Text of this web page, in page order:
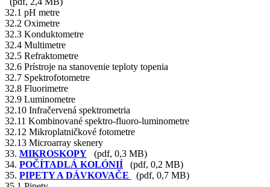
32.1 pH metre
32.2 Oximetre
32.3 Konduktometre
32.4 Multimetre
32.5 Refraktometre
32.6 Prístroje na stanovenie teploty topenia
32.7 Spektrofotometre
32.8 Fluorimetre
32.9 Luminometre
32.10 Infračervená spektrometria
32.11 Kombinované spektro-fluoro-luminometre
32.12 Mikroplatničkové fotometre
32.13 Microarray skenery
33. MIKROSKOPY (pdf, 0,3 MB)
34. POČÍTADLÁ KOLÓNIÍ (pdf, 0,2 MB)
35. PIPETY A DÁVKOVAČE
(pdf, 0,7 MB)